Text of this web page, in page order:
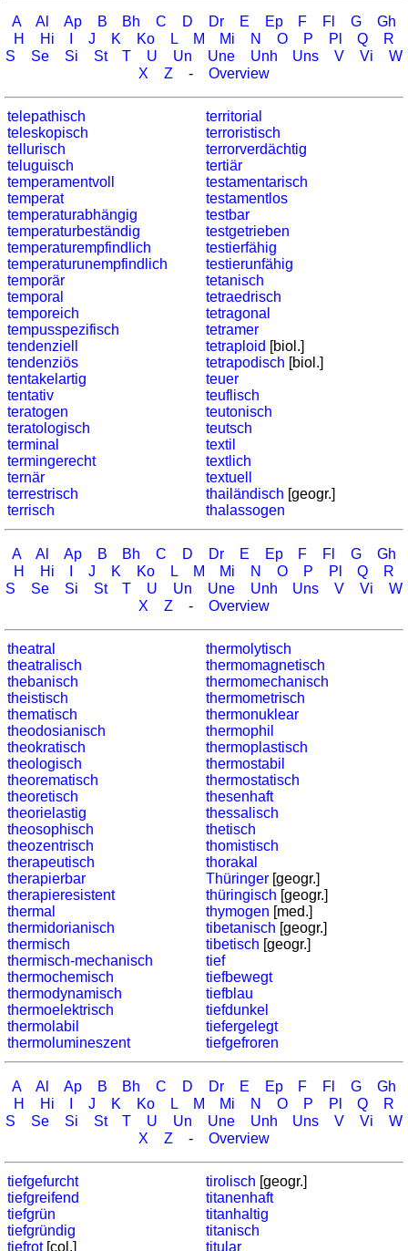
Animal
quiz
Brain
Find
the
difference
Math
trainer
Puzzle
A Al Ap B Bh C D Dr E Ep F Fl G
Gh
H
Hi J K Ko L M Mi N O P Pl Q
R
S
Se Si St T U Un Une Unh Uns V Vi
W
X
Z - Overview
telepathisch
teleskopisch
tellurisch
teluguisch
temperamentvoll
temperat
temperaturabhängig
temperaturbeständig
temperaturempfindlich
temperaturunempfindlich
temporär
temporal
temporeich
tempusspezifisch
tendenziell
tendenziös
tentakelartig
tentativ
teratogen
teratologisch
terminal
termingerecht
ternär
terrestrisch
terrisch
territorial
terroristisch
terrorverdächtig
tertiär
testamentarisch
testamentlos
testbar
testgetrieben
testierfähig
testierunfähig
tetanisch
tetraedrisch
tetragonal
tetramer
tetraploid [biol.]
tetrapodisch [biol.]
teuer
teuflisch
teutonisch
teutsch
textil
textlich
textuell
thailändisch [geogr.]
thalassogen
A Al Ap B Bh C D Dr E Ep F Fl G
Gh
H
Hi J K Ko L M Mi N O P Pl Q
R
S
Se Si St T U Un Une Unh Uns V Vi
W
X
Z - Overview
theatral
theatralisch
thebanisch
theistisch
thematisch
theodosianisch
theokratisch
theologisch
theorematisch
theoretisch
theorielastig
theosophisch
theozentrisch
therapeutisch
therapierbar
therapieresistent
thermal
thermidorianisch
thermisch
thermisch-mechanisch
thermochemisch
thermodynamisch
thermoelektrisch
thermolabil
thermolumineszent
thermolytisch
thermomagnetisch
thermomechanisch
thermometrisch
thermonuklear
thermophil
thermoplastisch
thermostabil
thermostatisch
thesenhaft
thessalisch
thetisch
thomistisch
thorakal
Thüringer [geogr.]
thüringisch [geogr.]
thymogen [med.]
tibetanisch [geogr.]
tibetisch [geogr.]
tief
tiefbewegt
tiefblau
tiefdunkel
tiefergelegt
tiefgefroren
A Al Ap B Bh C D Dr E Ep F Fl G
Gh
H
Hi J K Ko L M Mi N O P Pl Q
R
S
Se Si St T U Un Une Unh Uns V Vi
W
X
Z - Overview
tiefgefurcht
tiefgreifend
tiefgrün
tiefgründig
tiefrot[col.]
tirolisch [geogr.]
titanenhaft
titanhaltig
titanisch
titular